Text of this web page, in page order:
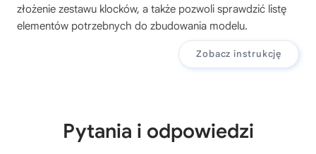
złożenie zestawu klocków, a także pozwoli sprawdzić listę
elementów potrzebnych do zbudowania modelu.
Zobacz instrukcję
Pytania i odpowiedzi